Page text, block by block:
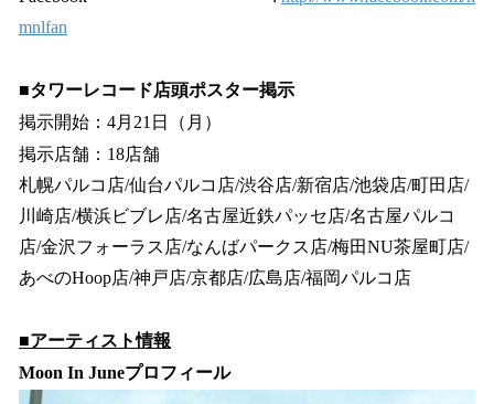
mnlfan
■タワーレコード店頭ポスター掲示
掲示開始：4月21日（月）
掲示店舗：18店舗
札幌パルコ店/仙台パルコ店/渋谷店/新宿店/池袋店/町田店/
川崎店/横浜ビブレ店/名古屋近鉄パッセ店/名古屋パルコ
店/金沢フォーラス店/なんばパークス店/梅田NU茶屋町店/
あべのHoop店/神戸店/京都店/広島店/福岡パルコ店
■アーティスト情報
Moon In Juneプロフィール